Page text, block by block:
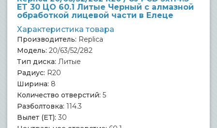
ET 30 ЦО 60.1 Литые Черный с алмазной
обработкой лицевой части в Елеце
Характеристика товара
Производитель: Replica
Модель: 20/63/52/282
Тип диска: Литые
Радиус: R20
Ширина: 8
Количество отверстий: 5
Разболтовка: 114.3
Вылет (ЕТ): 30